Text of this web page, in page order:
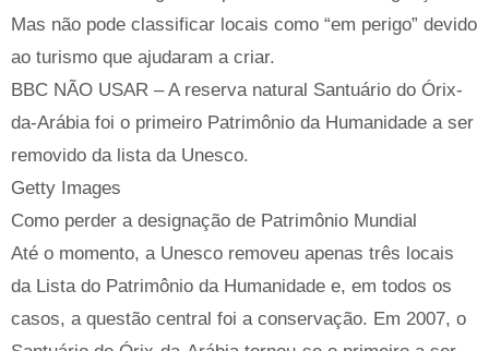
Mas não pode classificar locais como “em perigo” devido
ao turismo que ajudaram a criar.
BBC NÃO USAR – A reserva natural Santuário do Órix-
da-Arábia foi o primeiro Patrimônio da Humanidade a ser
removido da lista da Unesco.
Getty Images
Como perder a designação de Patrimônio Mundial
Até o momento, a Unesco removeu apenas três locais
da Lista do Patrimônio da Humanidade e, em todos os
casos, a questão central foi a conservação. Em 2007, o